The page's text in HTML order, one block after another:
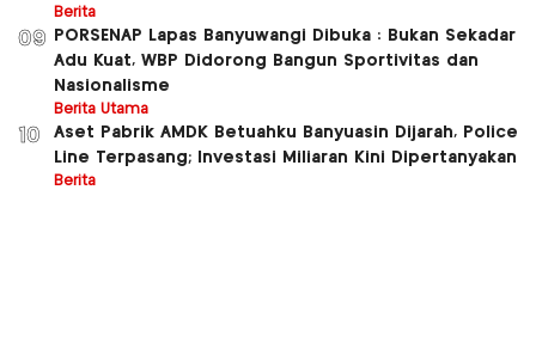
Berita
09
PORSENAP Lapas Banyuwangi Dibuka : Bukan Sekadar
Adu Kuat, WBP Didorong Bangun Sportivitas dan
Nasionalisme
Berita Utama
10
Aset Pabrik AMDK Betuahku Banyuasin Dijarah, Police
Line Terpasang; Investasi Miliaran Kini Dipertanyakan
Berita